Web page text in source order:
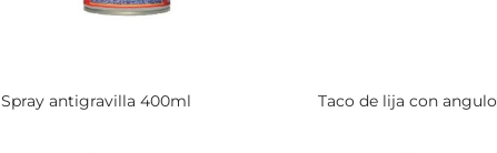
Spray antigravilla 400ml Taco de lija con angulo